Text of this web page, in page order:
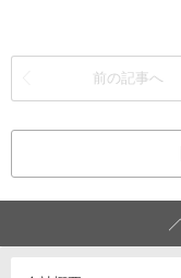
前の記事へ